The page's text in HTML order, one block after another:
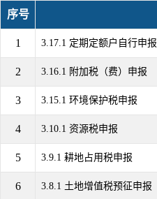
序号
1 3.17.1 定期定额户自行申报
2 3.16.1 附加税（费）申报
3 3.15.1 环境保护税申报
4 3.10.1 资源税申报
5 3.9.1 耕地占用税申报
6 3.8.1 土地增值税预征申报